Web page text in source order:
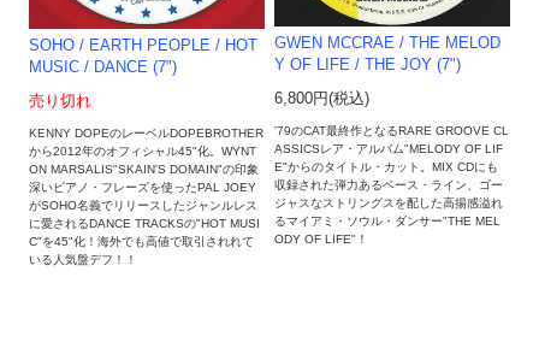
SOHO / EARTH PEOPLE ‎/ HOT
MUSIC / DANCE (7")
売り切れ
KENNY DOPEのレーベルDOPEBROTHER
から2012年のオフィシャル45"化。WYNT
ON MARSALIS"SKAIN'S DOMAIN"の印象
深いピアノ・フレーズを使ったPAL JOEY
がSOHO名義でリリースしたジャンルレス
に愛されるDANCE TRACKSの"HOT MUSI
C"を45"化！海外でも高値で取引されれて
いる人気盤デフ！！
GWEN MCCRAE / THE MELOD
Y OF LIFE / THE JOY (7")
6,800円(税込)
'79のCAT最終作となるRARE GROOVE CL
ASSICSレア・アルバム"MELODY OF LIF
E"からのタイトル・カット。MIX CDにも
収録された弾力あるベース・ライン、ゴー
ジャスなストリングスを配した高揚感溢れ
るマイアミ・ソウル・ダンサー"THE MEL
ODY OF LIFE"！